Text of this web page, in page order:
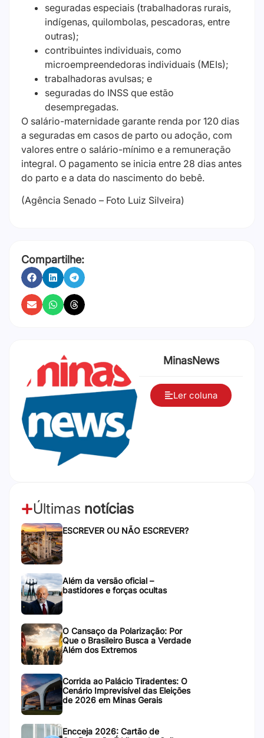
seguradas especiais (trabalhadoras rurais,
indígenas, quilombolas, pescadoras, entre
outras);
contribuintes individuais, como
microempreendedoras individuais (MEIs);
trabalhadoras avulsas; e
seguradas do INSS que estão
desempregadas.
O salário-maternidade garante renda por 120 dias
a seguradas em casos de parto ou adoção, com
valores entre o salário-mínimo e a remuneração
integral. O pagamento se inicia entre 28 dias antes
do parto e a data do nascimento do bebê.
(Agência Senado – Foto Luiz Silveira)
Compartilhe:
MinasNews
Ler coluna
Últimas notícias
ESCREVER OU NÃO ESCREVER?
Além da versão oficial –
bastidores e forças ocultas
O Cansaço da Polarização: Por
Que o Brasileiro Busca a Verdade
Além dos Extremos
Corrida ao Palácio Tiradentes: O
Cenário Imprevisível das Eleições
de 2026 em Minas Gerais
Encceja 2026: Cartão de